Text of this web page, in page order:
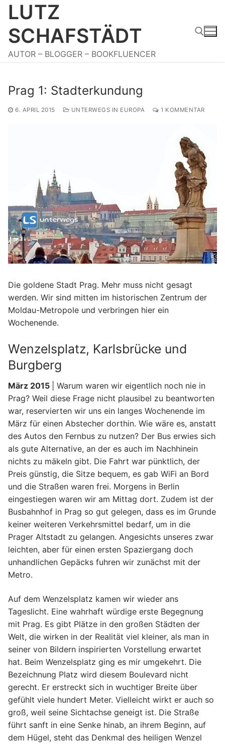
Zum
Inhalt
springen
LUTZ
SCHAFSTÄDT
AUTOR – BLOGGER – BOOKFLUENCER
Prag 1: Stadterkundung
6. APRIL 2015 UNTERWEGS IN EUROPA 1 KOMMENTAR
Die goldene Stadt Prag. Mehr muss nicht gesagt
werden. Wir sind mitten im historischen Zentrum der
Moldau-Metropole und verbringen hier ein
Wochenende.
Wenzelsplatz, Karlsbrücke und
Burgberg
März 2015
| Warum waren wir eigentlich noch nie in
Prag? Weil diese Frage nicht plausibel zu beantworten
war, reservierten wir uns ein langes Wochenende im
März für einen Abstecher dorthin. Wie wäre es, anstatt
des Autos den Fernbus zu nutzen? Der Bus erwies sich
als gute Alternative, an der es auch im Nachhinein
nichts zu mäkeln gibt. Die Fahrt war pünktlich, der
Preis günstig, die Sitze bequem, es gab WiFi an Bord
und die Straßen waren frei. Morgens in Berlin
eingestiegen waren wir am Mittag dort. Zudem ist der
Busbahnhof in Prag so gut gelegen, dass es im Grunde
keiner weiteren Verkehrsmittel bedarf, um in die
Prager Altstadt zu gelangen. Angesichts unseres zwar
leichten, aber für einen ersten Spaziergang doch
unhandlichen Gepäcks fuhren wir zunächst mit der
Metro.
Auf dem Wenzelsplatz kamen wir wieder ans
Tageslicht. Eine wahrhaft würdige erste Begegnung
mit Prag. Es gibt Plätze in den großen Städten der
Welt, die wirken in der Realität viel kleiner, als man in
seiner von Bildern inspirierten Vorstellung erwartet
hat. Beim Wenzelsplatz ging es mir umgekehrt. Die
Bezeichnung Platz wird diesem Boulevard nicht
gerecht. Er erstreckt sich in wuchtiger Breite über
gefühlt viele hundert Meter. Vielleicht wirkt er auch so
groß, weil seine Sichtachse geneigt ist. Die Straße
führt sanft in eine Senke hinab, an ihrem Beginn, auf
dem Hügel, steht das Denkmal des heiligen Wenzel